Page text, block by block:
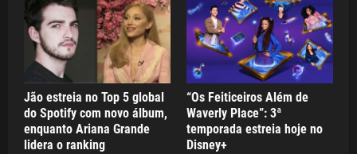
Jão estreia no Top 5 global
do Spotify com novo álbum,
enquanto Ariana Grande
lidera o ranking
“Os Feiticeiros Além de
Waverly Place”: 3ª
temporada estreia hoje no
Disney+